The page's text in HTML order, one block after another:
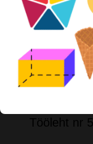
Tööleht nr